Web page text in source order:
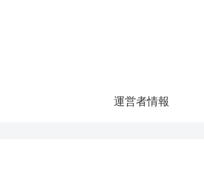
運営者情報